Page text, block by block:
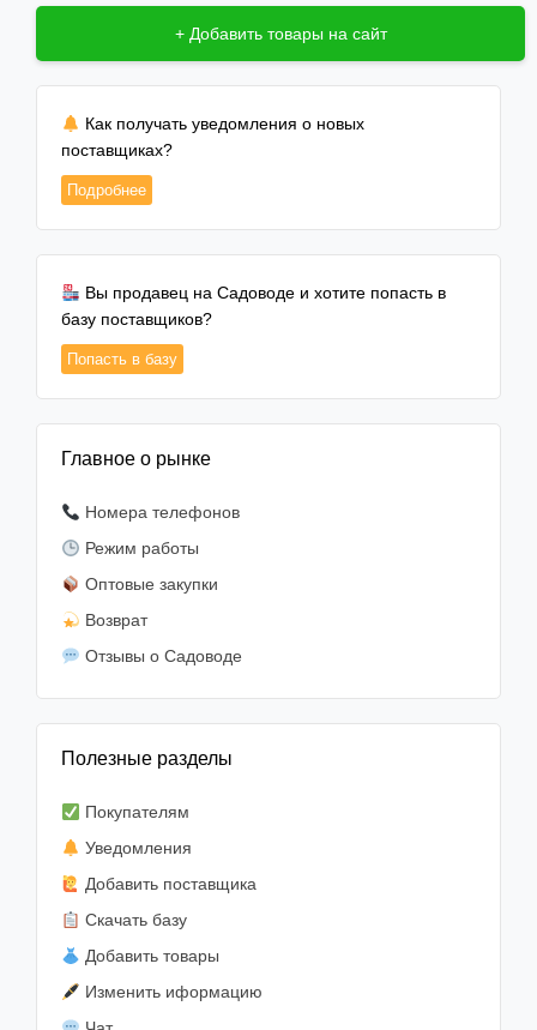
+ Добавить товары на сайт
Как получать уведомления о новых
поставщиках?
Подробнее
Вы продавец на Садоводе и хотите попасть в
базу поставщиков?
Попасть в базу
Главное о рынке
Номера телефонов
Режим работы
Оптовые закупки
Возврат
Отзывы о Садоводе
Полезные разделы
Покупателям
Уведомления
Добавить поставщика
Скачать базу
Добавить товары
Изменить иформацию